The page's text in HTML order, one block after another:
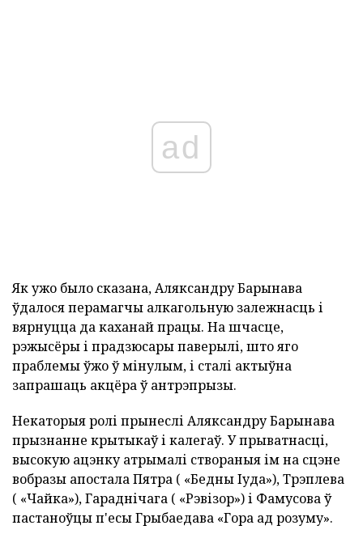
ad
Як ужо было сказана, Аляксандру Барынава
ўдалося перамагчы алкагольную залежнасць і
вярнуцца да каханай працы. На шчасце,
рэжысёры і прадзюсары паверылі, што яго
праблемы ўжо ў мінулым, і сталі актыўна
запрашаць акцёра ў антрэпрызы.
Некаторыя ролі прынеслі Аляксандру Барынава
прызнанне крытыкаў і калегаў. У прыватнасці,
высокую ацэнку атрымалі створаныя ім на сцэне
вобразы апостала Пятра ( «Бедны Іуда»), Трэплева
( «Чайка»), Гараднічага ( «Рэвізор») і Фамусова ў
пастаноўцы п'есы Грыбаедава «Гора ад розуму».